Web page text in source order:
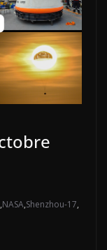
,NASA,Shenzhou-17,